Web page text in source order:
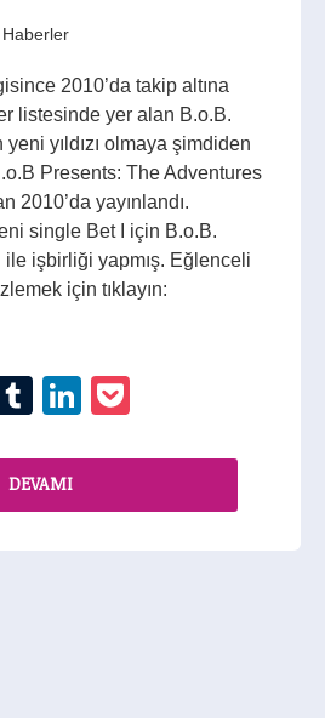
Haberler
2010’da takip altına
listesinde yer alan B.o.B.
yıldızı olmaya şimdiden
Presents: The Adventures
2010’da yayınlandı.
single Bet I için B.o.B.
ile işbirliği yapmış. Eğlenceli
için tıklayın:
Pinterest
TumblrLinkedIn
DEVAMI